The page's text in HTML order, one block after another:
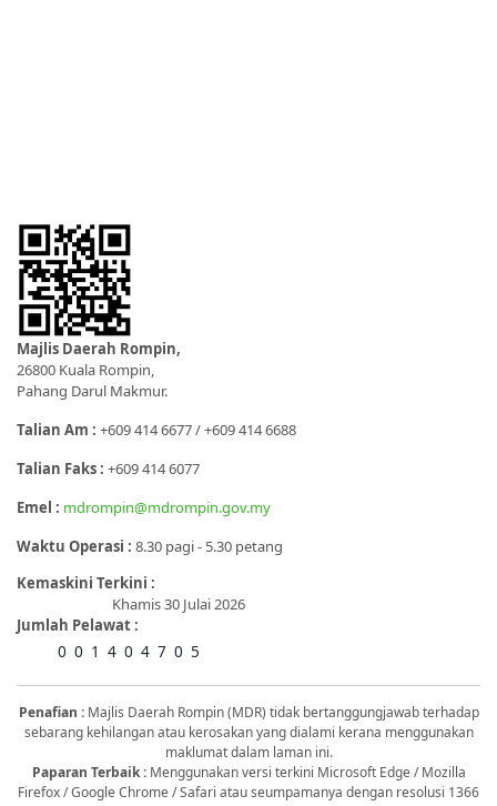
Majlis Daerah Rompin,
26800 Kuala Rompin,
Pahang Darul Makmur.
Talian Am : +609 414 6677 / +609 414 6688
Talian Faks : +609 414 6077
Emel : mdrompin@mdrompin.gov.my
Waktu Operasi : 8.30 pagi - 5.30 petang
Kemaskini Terkini :
Khamis 30 Julai 2026
Jumlah Pelawat :
0 0 1 4 0 4 7 0 5
Penafian :Majlis Daerah Rompin (MDR) tidak bertanggungjawab terhadap
sebarang kehilangan atau kerosakan yang dialami kerana menggunakan
maklumat dalam laman ini.
Paparan Terbaik : Menggunakan versi terkini Microsoft Edge / Mozilla
Firefox / Google Chrome / Safari atau seumpamanya dengan resolusi 1366